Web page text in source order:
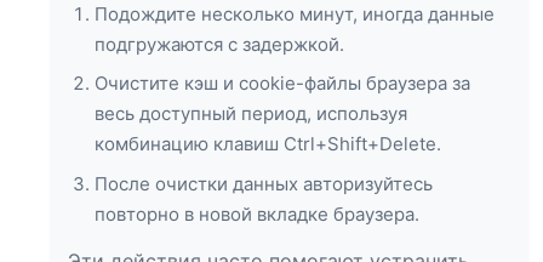
Подождите несколько минут, иногда данные
подгружаются с задержкой.
Очистите кэш и cookie-файлы браузера за
весь доступный период, используя
комбинацию клавиш Ctrl+Shift+Delete.
После очистки данных авторизуйтесь
повторно в новой вкладке браузера.